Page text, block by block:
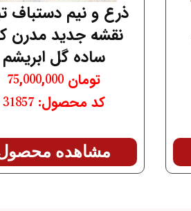
ذرع و نیم دستباف
نقشه جدید مدرن
ساده گل ابریشم
تومان
کد محصول: 31857
مشاهده